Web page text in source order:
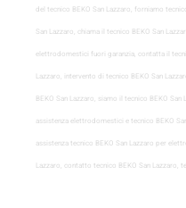
del tecnico BEKO San Lazzaro, forniamo
San Lazzaro, chiama il tecnico BEKO San
elettrodomestici fuori garanzia, contatta il
Lazzaro, intervento di tecnico BEKO San
BEKO San Lazzaro, siamo il tecnico BEKO
assistenza elettrodomestici e tecnico BEKO
assistenza tecnico BEKO San Lazzaro per
Lazzaro, contatto tecnico BEKO San Lazzaro,